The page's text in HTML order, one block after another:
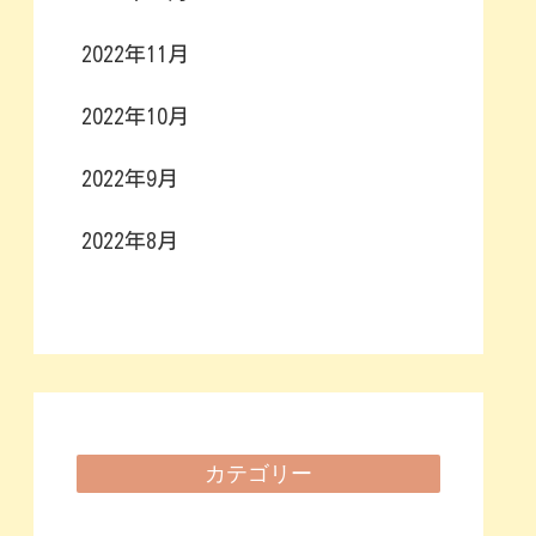
2022年11月
2022年10月
2022年9月
2022年8月
カテゴリー